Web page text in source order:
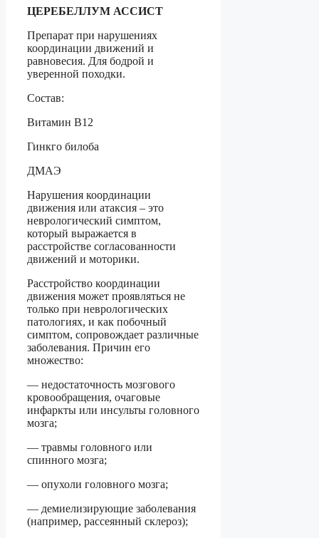
ЦЕРЕБЕЛЛУМ АССИСТ
Препарат при нарушениях
координации движений и
равновесия. Для бодрой и
уверенной походки.
Состав:
Витамин В12
Гинкго билоба
ДМАЭ
Нарушения координации
движения или атаксия – это
неврологический симптом,
который выражается в
расстройстве согласованности
движений и моторики.
Расстройство координации
движения может проявляться не
только при неврологических
патологиях, и как побочный
симптом, сопровождает различные
заболевания. Причин его
множество:
— недостаточность мозгового
кровообращения, очаговые
инфаркты или инсульты головного
мозга;
— травмы головного или
спинного мозга;
— опухоли головного мозга;
— демиелизирующие заболевания
(например, рассеянный склероз);